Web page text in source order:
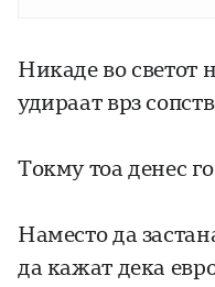
Никаде во светот
удираат врз
Токму тоа денес
Наместо да
да кажат дека